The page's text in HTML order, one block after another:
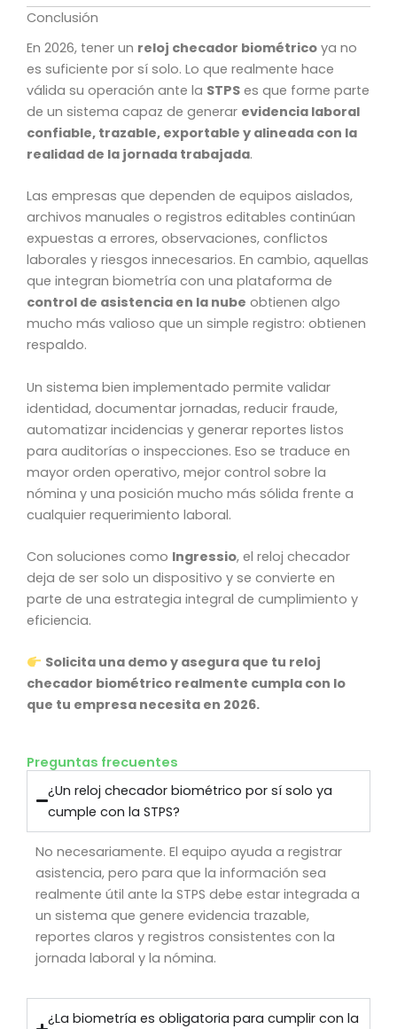
Conclusión
En 2026, tener un reloj checador biométrico ya no
es suficiente por sí solo. Lo que realmente hace
válida su operación ante la STPS es que forme parte
de un sistema capaz de generar evidencia laboral
confiable, trazable, exportable y alineada con la
realidad de la jornada trabajada.
Las empresas que dependen de equipos aislados,
archivos manuales o registros editables continúan
expuestas a errores, observaciones, conflictos
laborales y riesgos innecesarios. En cambio, aquellas
que integran biometría con una plataforma de
control de asistencia en la nube obtienen algo
mucho más valioso que un simple registro: obtienen
respaldo.
Un sistema bien implementado permite validar
identidad, documentar jornadas, reducir fraude,
automatizar incidencias y generar reportes listos
para auditorías o inspecciones. Eso se traduce en
mayor orden operativo, mejor control sobre la
nómina y una posición mucho más sólida frente a
cualquier requerimiento laboral.
Con soluciones como Ingressio, el reloj checador
deja de ser solo un dispositivo y se convierte en
parte de una estrategia integral de cumplimiento y
eficiencia.
Solicita una demo y asegura que tu reloj
checador biométrico realmente cumpla con lo
que tu empresa necesita en 2026.
Preguntas frecuentes
¿Un reloj checador biométrico por sí solo ya
cumple con la STPS?
No necesariamente. El equipo ayuda a registrar
asistencia, pero para que la información sea
realmente útil ante la STPS debe estar integrada a
un sistema que genere evidencia trazable,
reportes claros y registros consistentes con la
jornada laboral y la nómina.
¿La biometría es obligatoria para cumplir con la